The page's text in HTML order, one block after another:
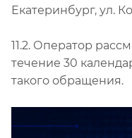
Екатеринбург, ул.
11.2. Оператор
течение 30
такого обращения.